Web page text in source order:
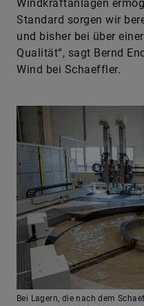
Windkraftanlagen
Standard sorgen wir
und bisher bei über
Qualität“, sagt Bernd
Wind bei Schaeffler.
Bei Lagern, die nach dem